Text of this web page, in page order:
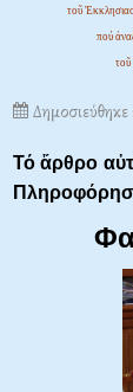
τοῦ
πού
Τό ἄρθρο